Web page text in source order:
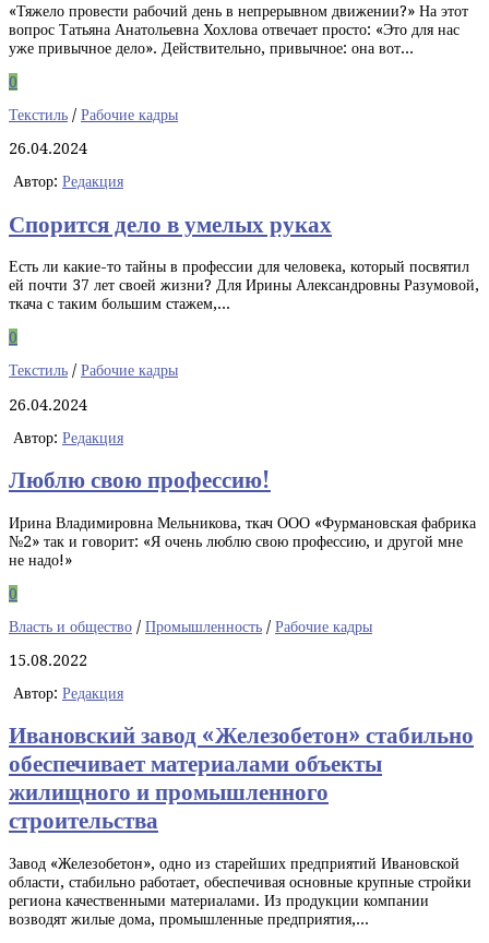
«Тяжело провести рабочий день в непрерывном движении?» На этот
вопрос Татьяна Анатольевна Хохлова отвечает просто: «Это для нас
уже привычное дело». Действительно, привычное: она вот...
0
Текстиль / Рабочие кадры
26.04.2024
Автор: Редакция
Спорится дело в умелых руках
Есть ли какие-то тайны в профессии для человека, который посвятил
ей почти 37 лет своей жизни? Для Ирины Александровны Разумовой,
ткача с таким большим стажем,...
0
Текстиль / Рабочие кадры
26.04.2024
Автор: Редакция
Люблю свою профессию!
Ирина Владимировна Мельникова, ткач ООО «Фурмановская фабрика
№2» так и говорит: «Я очень люблю свою профессию, и другой мне
не надо!»
0
Власть и общество / Промышленность / Рабочие кадры
15.08.2022
Автор: Редакция
Ивановский завод «Железобетон» стабильно
обеспечивает материалами объекты
жилищного и промышленного
строительства
Завод «Железобетон», одно из старейших предприятий Ивановской
области, стабильно работает, обеспечивая основные крупные стройки
региона качественными материалами. Из продукции компании
возводят жилые дома, промышленные предприятия,...